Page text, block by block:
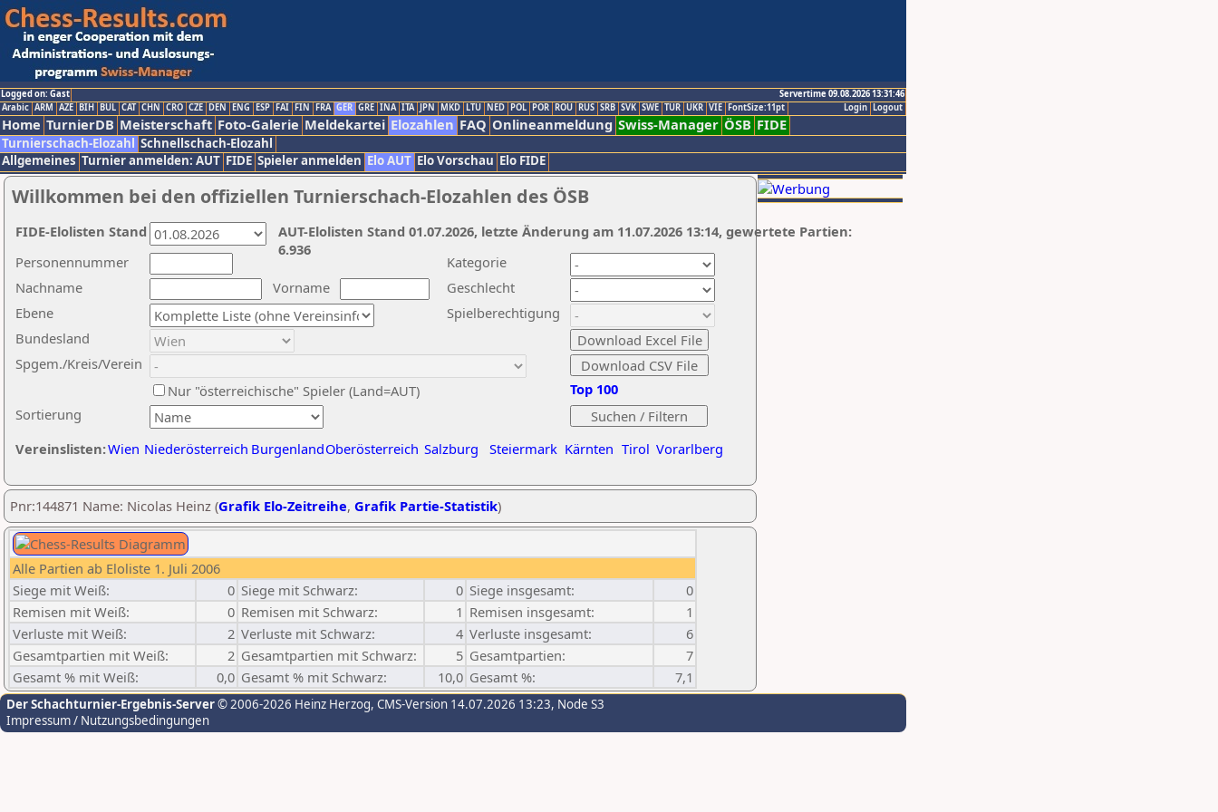
Logged on: Gast
Servertime 09.08.2026 13:31:46
Logout
Login
Arabic ARM AZE BIH BUL CAT CHN CRO CZE DEN ENG ESP FAI FIN FRA GER GRE INA ITA JPN MKD LTU NED POL POR ROU RUS SRB SVK SWE TUR UKR VIE FontSize:11pt
Home TurnierDB Meisterschaft Foto-Galerie Meldekartei Elozahlen FAQ Onlineanmeldung Swiss-Manager ÖSB FIDE
Turnierschach-Elozahl Schnellschach-Elozahl
Allgemeines Turnier anmelden: AUT FIDE Spieler anmelden Elo AUT Elo Vorschau Elo FIDE
Willkommen bei den offiziellen Turnierschach-Elozahlen des ÖSB
Nachname
Vorname
Ebene
Kategorie
Sortierung
Personennummer
Bundesland
Spgem./Kreis/Verein
Geschlecht
Nur "österreichische" Spieler (Land=AUT)
Spielberechtigung
Vereinslisten:Wien Niederösterreich BurgenlandOberösterreich Salzburg Steiermark Kärnten Tirol Vorarlberg
Top 100
AUT-Elolisten Stand 01.07.2026, letzte Änderung am 11.07.2026 13:14, gewertete Partien:
6.936
FIDE-Elolisten Stand
Pnr:144871 Name: Nicolas Heinz (Grafik Elo-Zeitreihe, Grafik Partie-Statistik)
Alle Partien ab Eloliste 1. Juli 2006
Siege mit Weiß:
0 Siege mit Schwarz: 0 Siege insgesamt:
0
Remisen mit Weiß:
0 Remisen mit Schwarz: 1 Remisen insgesamt:
1
Verluste mit Weiß:
2 Verluste mit Schwarz: 4 Verluste insgesamt:
6
Gesamtpartien mit Weiß:
2 Gesamtpartien mit Schwarz: 5 Gesamtpartien:
7
Gesamt % mit Weiß:
0,0 Gesamt % mit Schwarz: 10,0 Gesamt %: 7,1
Der Schachturnier-Ergebnis-Server© 2006-2026 Heinz Herzog, CMS-Version 14.07.2026 13:23, Node S3
Impressum / Nutzungsbedingungen